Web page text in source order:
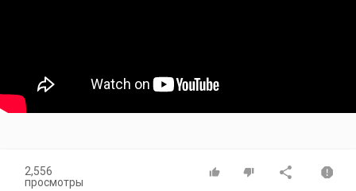
2,556
просмотры